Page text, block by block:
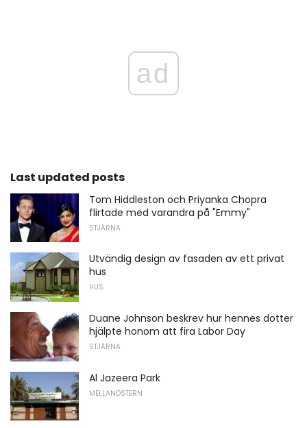
ad
Last updated posts
Tom Hiddleston och Priyanka Chopra
flirtade med varandra på "Emmy"
STJÄRNA
Utvändig design av fasaden av ett privat
hus
HUS
Duane Johnson beskrev hur hennes dotter
hjälpte honom att fira Labor Day
STJÄRNA
Al Jazeera Park
MELLANÖSTERN